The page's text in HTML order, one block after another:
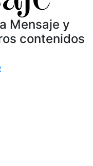
Mensaje y
contenidos